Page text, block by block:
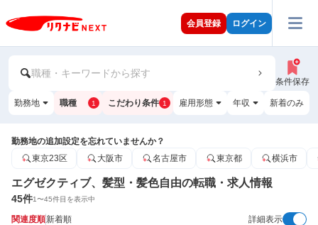
会員登録 ログイン
職種・キーワードから探す
条件保存
勤務地 職種 1 こだわり条件 1 雇用形態 年収 新着のみ
勤務地の追加設定を忘れていませんか？
東京23区
大阪市 名古屋市 東京都 横浜市
エグゼクティブ、髪型・髪色自由の転職・求人情報
45件1〜45件目を表示中
関連度順新着順 詳細表示